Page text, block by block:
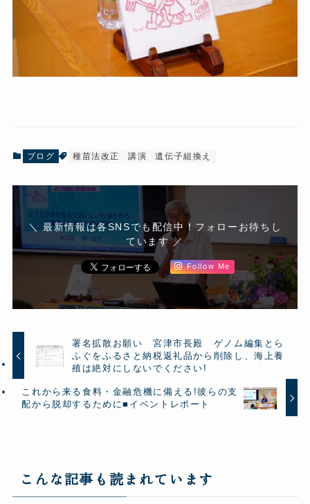
ブログ 種苗法改正 講演 遺伝子組換え
＼ 最新情報は各SNSでも配信中！フォローお待ちし
ています ／
Follow Me
署名拡散お願い 宮津市長殿 ゲノム編集とら
ふぐをふるさと納税返礼品から削除し、海上養
殖は絶対にしないでください!
これから来る食料・金融危機に備える!彼らの支
配から脱却するために■イベントレポート
こんな記事も読まれています